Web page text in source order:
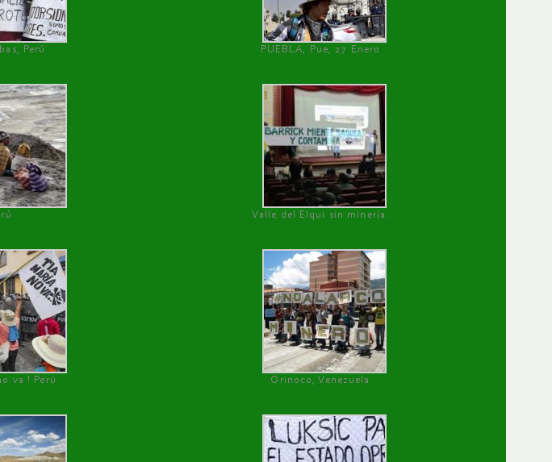
Perú PUEBLA, Pue, 27 Enero
Valle del Elqui sin minería.
va ! Perú Orinoco, Venezuela